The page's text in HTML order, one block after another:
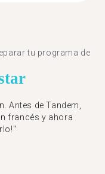
tu programa de
Antes de Tandem,
francés y ahora